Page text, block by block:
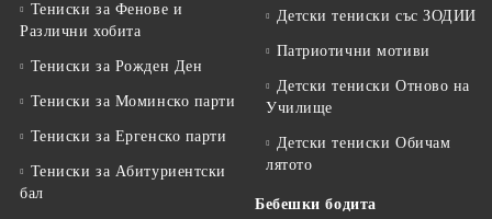
Тениски за Фенове и
Различни хобита
Тениски за Рожден Ден
Тениски за Mоминско парти
Тениски за Eргенско парти
Тениски за Aбитуриентски
бал
Детски тениски със ЗОДИИ
Патриотични мотиви
Детски тениски Отново на
Училище
Детски тениски Обичам
лятото
Бебешки бодита